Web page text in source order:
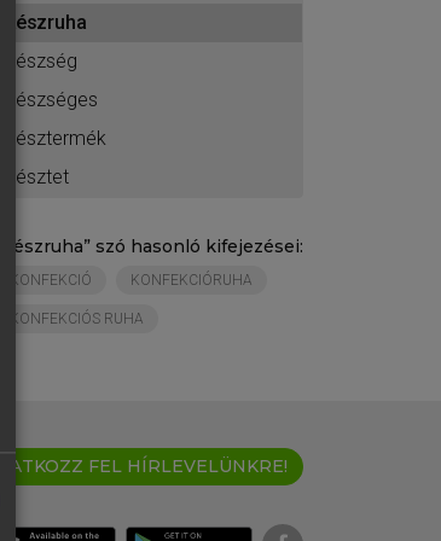
készruha
készség
készséges
késztermék
késztet
készruha” szó hasonló kifejezései:
KONFEKCIÓ KONFEKCIÓRUHA
KONFEKCIÓS RUHA
IRATKOZZ FEL HÍRLEVELÜNKRE!